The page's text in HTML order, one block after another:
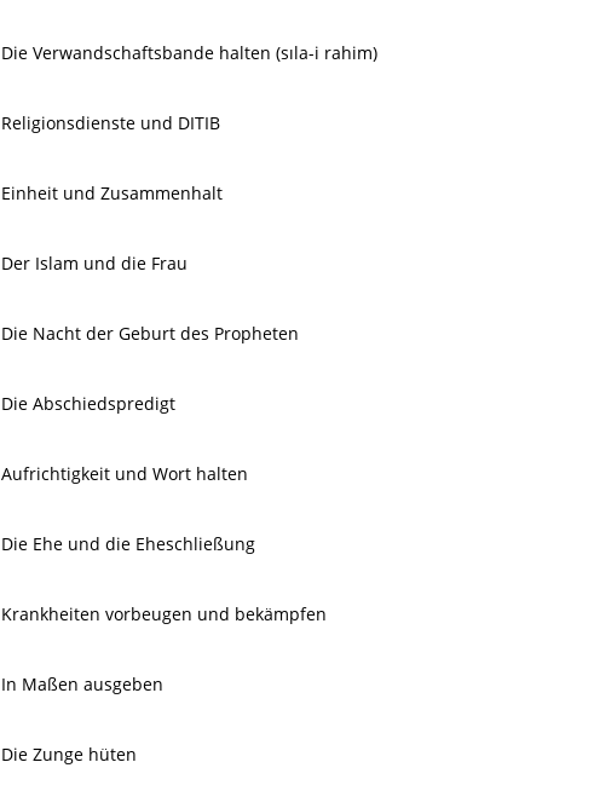
Die Verwandschaftsbande halten (sıla-i rahim)
Religionsdienste und DITIB
Einheit und Zusammenhalt
Der Islam und die Frau
Die Nacht der Geburt des Propheten
Die Abschiedspredigt
Aufrichtigkeit und Wort halten
Die Ehe und die Eheschließung
Krankheiten vorbeugen und bekämpfen
In Maßen ausgeben
Die Zunge hüten